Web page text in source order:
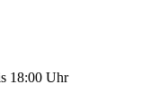
18:00 Uhr